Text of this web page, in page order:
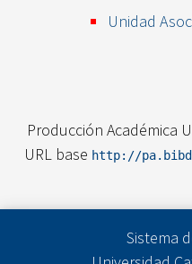
Unidad
Producción Académica
URL base http://
Sistema